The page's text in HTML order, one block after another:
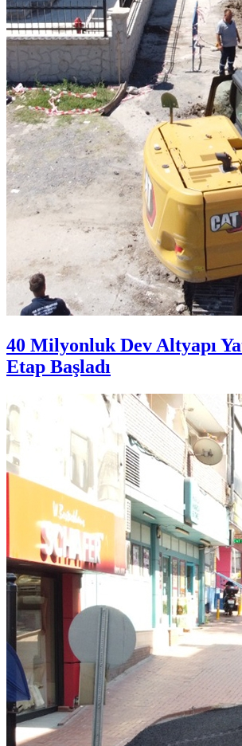
40 Milyonluk Dev Altyapı
Etap Başladı